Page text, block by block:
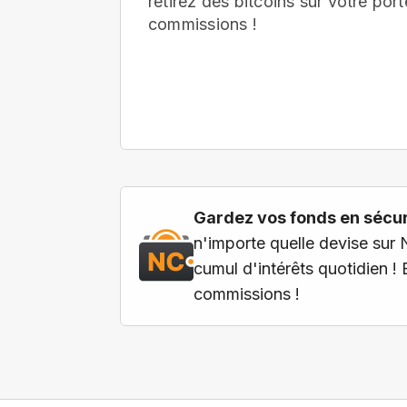
commissions !
Gardez vos fonds en
n'importe quelle devise sur
cumul d'intérêts quotidien !
commissions !